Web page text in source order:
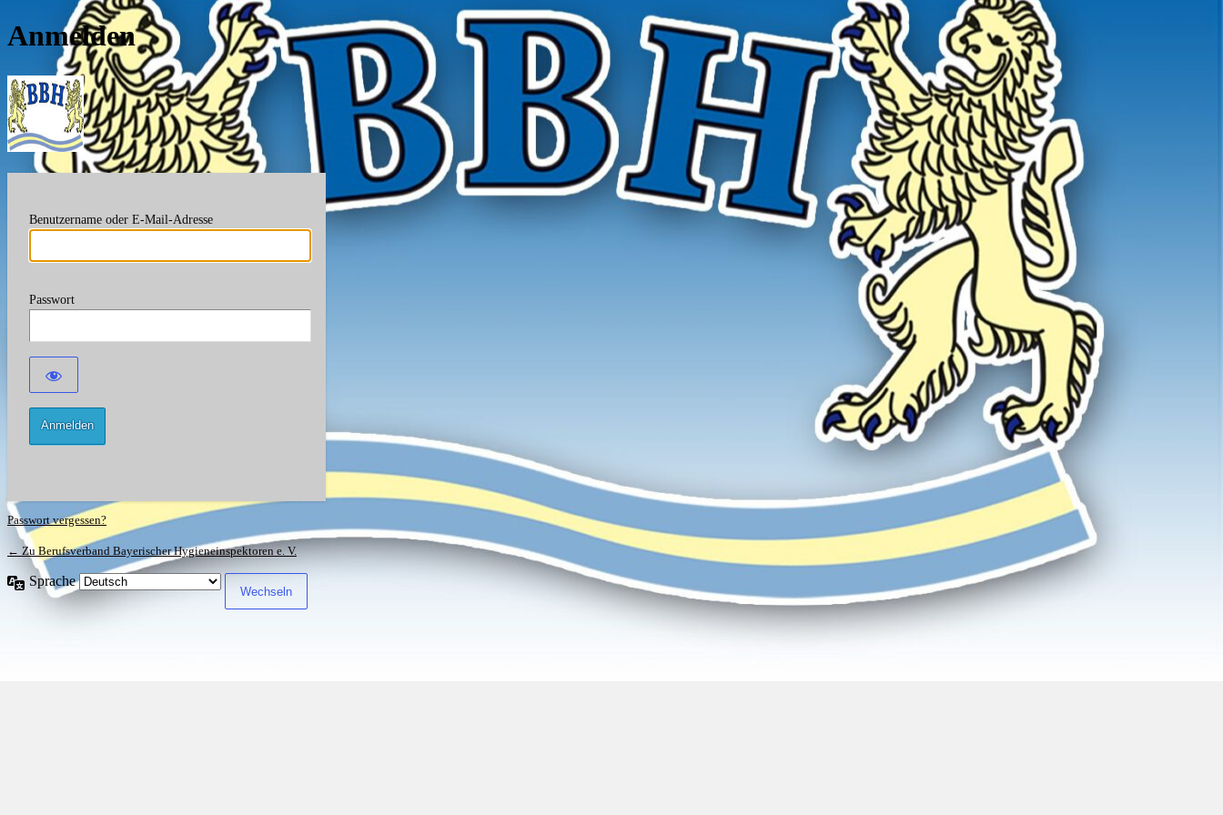
Anmelden
Berufsverband Bayerischer Hygieneinspektoren e. V.
Benutzername oder E-Mail-Adresse
Passwort
Passwort vergessen?
← Zu Berufsverband Bayerischer Hygieneinspektoren e. V.
Sprache